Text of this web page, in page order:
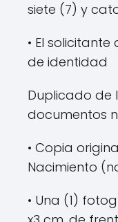
siete (7) y
• El
de identidad
Duplicado de
documentos
• Copia
Nacimiento
• Una (1)